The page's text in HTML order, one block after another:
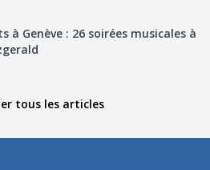
à Genève : 26 soirées musicales à
tous les articles